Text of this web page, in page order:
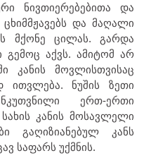
ნივთიერებებითა და
ცხიმმჟავებს და მაღალი
მქონე ცილას. გარდა
გემოც აქვს. ამიტომ არ
კანის მოვლისთვისაც
ითვლება. ნუშის ზეთი
ერთ-ერთი
კანის მოსავლელი
გაღიზიანებულ კანს
საფარს უქმნის.